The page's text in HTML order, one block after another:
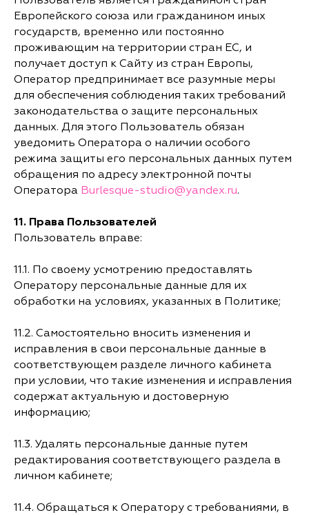
Европейского союза или гражданином иных
государств, временно или постоянно
проживающим на территории стран ЕС, и
получает доступ к Сайту из стран Европы,
Оператор предпринимает все разумные меры
для обеспечения соблюдения таких требований
законодательства о защите персональных
данных. Для этого Пользователь обязан
уведомить Оператора о наличии особого
режима защиты его персональных данных путем
обращения по адресу электронной почты
Оператора Burlesque-studio@yandex.ru.
11. Права Пользователей
Пользователь вправе:
11.1. По своему усмотрению предоставлять
Оператору персональные данные для их
обработки на условиях, указанных в Политике;
11.2. Самостоятельно вносить изменения и
исправления в свои персональные данные в
соответствующем разделе личного кабинета
при условии, что такие изменения и исправления
содержат актуальную и достоверную
информацию;
11.3. Удалять персональные данные путем
редактирования соответствующего раздела в
личном кабинете;
11.4. Обращаться к Оператору с требованиями, в